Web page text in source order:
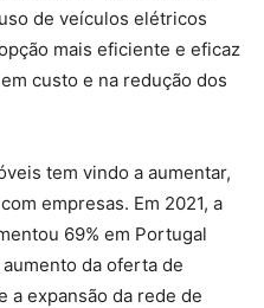
de veículos elétricos
mais eficiente e eficaz
custo e na redução dos
tem vindo a aumentar,
empresas. Em 2021, a
69% em Portugal
da oferta de
a expansão da rede de